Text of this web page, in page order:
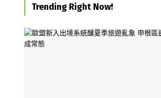
Trending Right Now!